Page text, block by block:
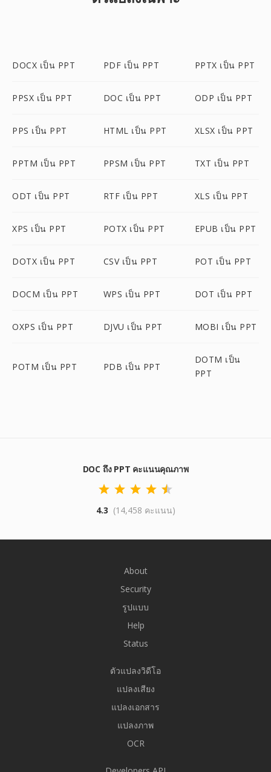
DOCX เป็น PPT PDF เป็น PPT PPTX เป็น PPT
PPSX เป็น PPT DOC เป็น PPT ODP เป็น PPT
PPS เป็น PPT HTML เป็น PPT XLSX เป็น PPT
PPTM เป็น PPT PPSM เป็น PPT TXT เป็น PPT
ODT เป็น PPT RTF เป็น PPT XLS เป็น PPT
XPS เป็น PPT POTX เป็น PPT EPUB เป็น PPT
DOTX เป็น PPT CSV เป็น PPT POT เป็น PPT
DOCM เป็น PPT WPS เป็น PPT DOT เป็น PPT
OXPS เป็น PPT DJVU เป็น PPT MOBI เป็น PPT
POTM เป็น PPT PDB เป็น PPT
DOTM เป็น
PPT
DOC ถึง PPT คะแนนคุณภาพ
4.3 (14,458 คะแนน)
About
Security
รูปแบบ
Help
Status
ตัวแปลงวิดีโอ
แปลงเสียง
แปลงเอกสาร
แปลงภาพ
OCR